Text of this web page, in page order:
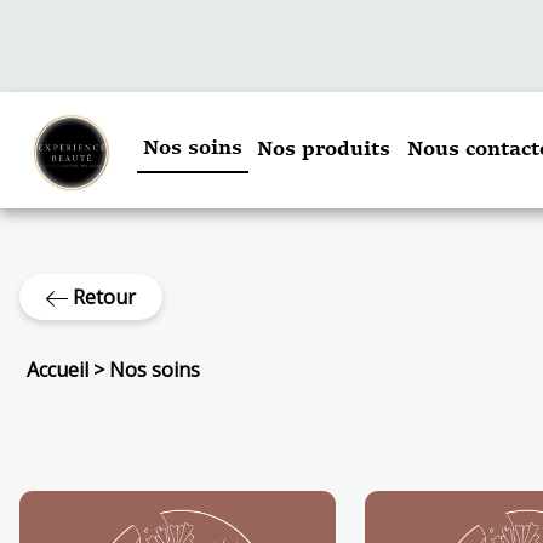
Nos soins Nos produits Nous
Retour
Accueil >Nos soins